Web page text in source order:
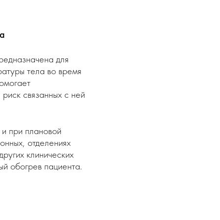
для
тела во время
связанных с ней
при плановой
отделениях
клинических
обогрев пациента.